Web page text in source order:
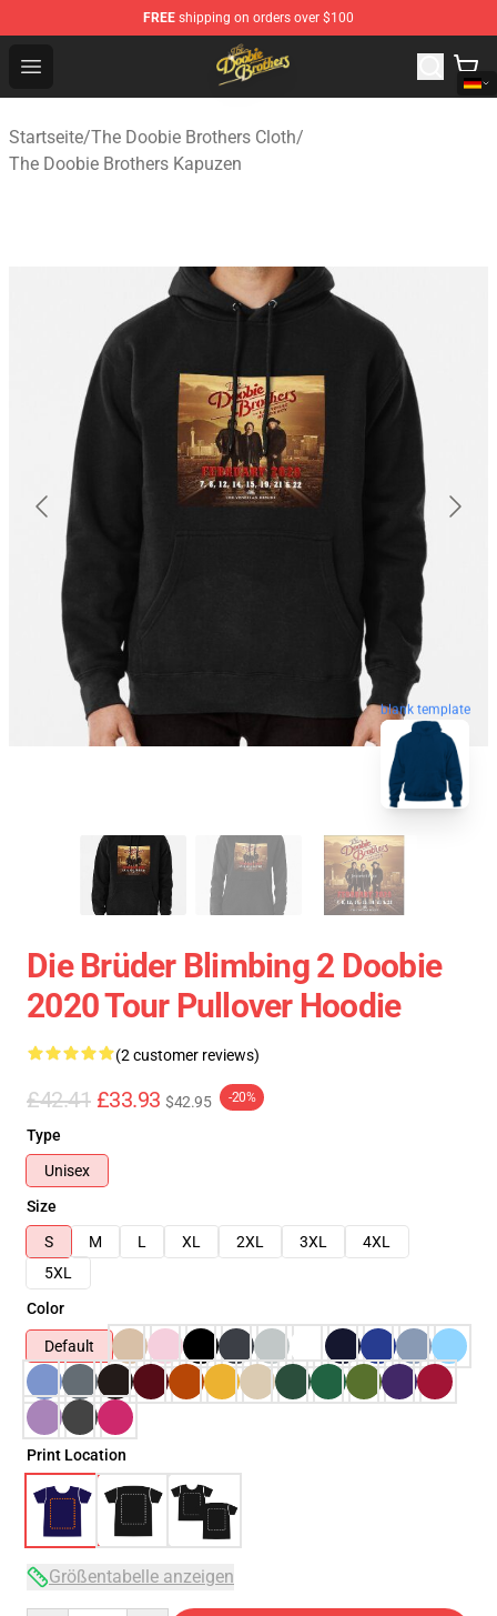
FREE shipping on orders over $100
Open menu
The Doobie Brothers Store - Official The Doobie
Startseite/The Doobie Brothers Cloth/
The Doobie Brothers Kapuzen
blank template
Die Brüder Blimbing 2 Doobie
2020 Tour Pullover Hoodie
(2 customer reviews)
£42.41 £33.93 $42.95 -20%
Type
Unisex
Size
S
M L XL 2XL 3XL
4XL
5XL
Color
Default
Print Location
Größentabelle anzeigen